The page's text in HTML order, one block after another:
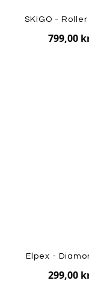
SKIGO - Roller
799,00
Elpex -
299,00